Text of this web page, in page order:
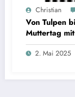
Christian
Von Tulpen
Muttertag
2. Mai 2025